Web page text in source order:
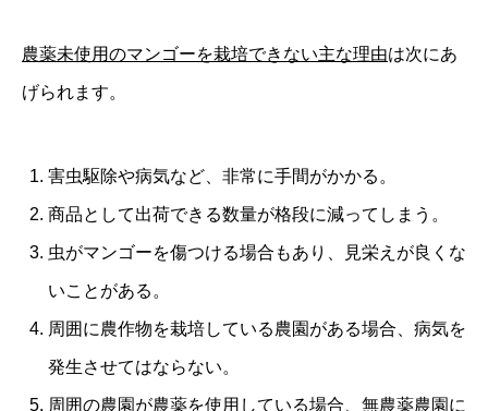
農薬未使用のマンゴーを栽培できない主な理由は次にあ
げられます。
害虫駆除や病気など、非常に手間がかかる。
商品として出荷できる数量が格段に減ってしまう。
虫がマンゴーを傷つける場合もあり、見栄えが良くな
いことがある。
周囲に農作物を栽培している農園がある場合、病気を
発生させてはならない。
周囲の農園が農薬を使用している場合、無農薬農園に